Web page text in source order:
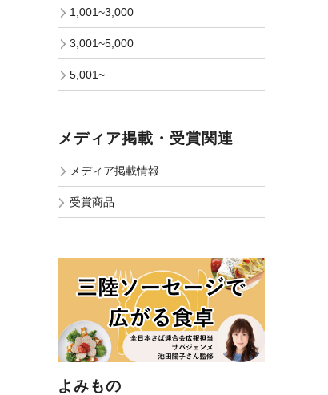
1,001~3,000
3,001~5,000
5,001~
メディア掲載・受賞関連
メディア掲載情報
受賞商品
よみもの